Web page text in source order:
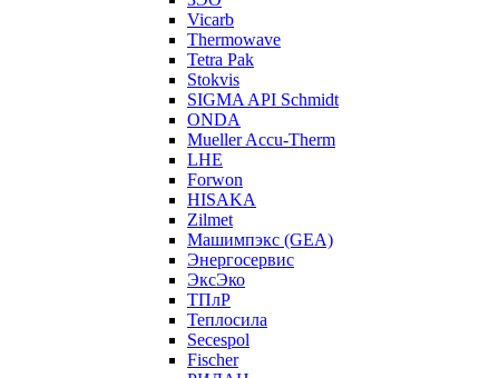
Vicarb
Thermowave
Tetra Pak
Stokvis
SIGMA API Schmidt
ONDA
Mueller Accu-Therm
LHE
Forwon
HISAKA
Zilmet
Машимпэкс (GEA)
Энергосервис
ЭксЭко
ТПлР
Теплосила
Secespol
Fischer